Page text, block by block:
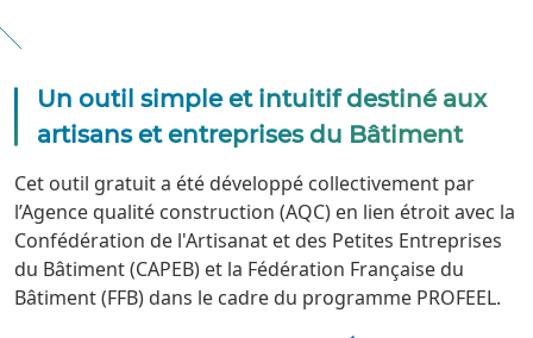
Un outil simple et intuitif destiné aux
artisans et entreprises du Bâtiment
Cet outil gratuit a été développé collectivement par
l’Agence qualité construction (AQC) en lien étroit avec la
Confédération de l'Artisanat et des Petites Entreprises
du Bâtiment (CAPEB) et la Fédération Française du
Bâtiment (FFB) dans le cadre du programme PROFEEL.